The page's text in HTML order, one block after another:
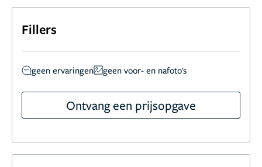
Fillers
geen ervaringen geen voor- en nafoto's
Ontvang een prijsopgave